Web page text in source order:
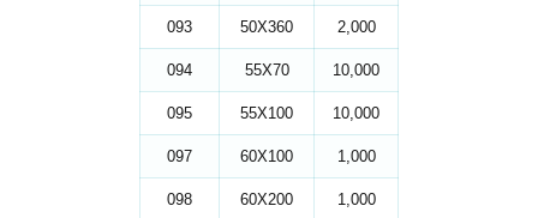
093 50X360 2,000
094 55X70 10,000
095 55X100 10,000
097 60X100 1,000
098 60X200 1,000